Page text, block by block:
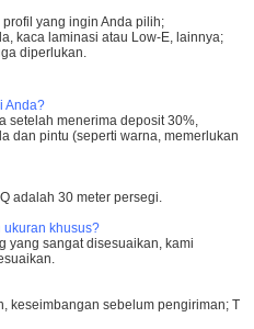
yang ingin Anda pilih;
kaca laminasi atau Low-E, lainnya;
diperlukan.
Anda?
setelah menerima deposit 30%,
dan pintu (seperti warna, memerlukan
adalah 30 meter persegi.
ukuran khusus?
yang sangat disesuaikan, kami
keseimbangan sebelum pengiriman; T